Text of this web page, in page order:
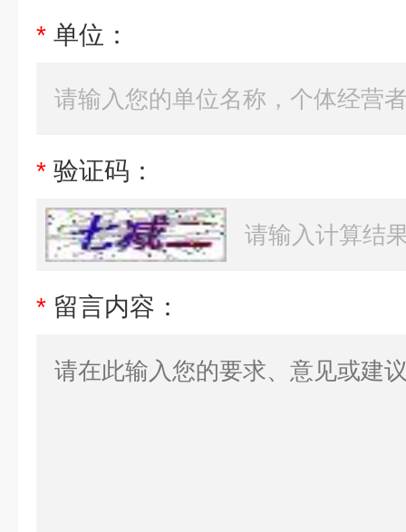
* 单位：
* 验证码：
* 留言内容：